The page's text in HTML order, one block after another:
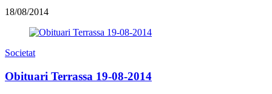
18/08/2014
Societat
Obituari Terrassa 19-08-2014